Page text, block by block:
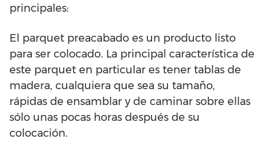
principales:
El parquet preacabado es un producto listo
para ser colocado. La principal característica de
este parquet en particular es tener tablas de
madera, cualquiera que sea su tamaño,
rápidas de ensamblar y de caminar sobre ellas
sólo unas pocas horas después de su
colocación.